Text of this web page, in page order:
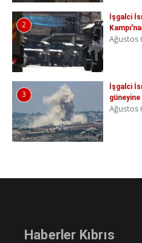
2
İşgalci
Ağustos
3
İşgalci
güneyine
Ağustos
Haberler Kıbrıs